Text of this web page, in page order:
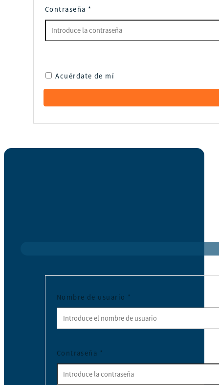
Contraseña *
Acuérdate de mí
Nombre de usuario *
Contraseña *